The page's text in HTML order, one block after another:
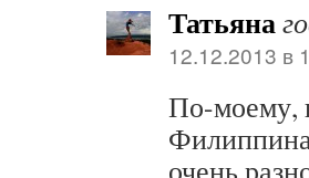
Татьяна
12.12.2013 в
По-моему,